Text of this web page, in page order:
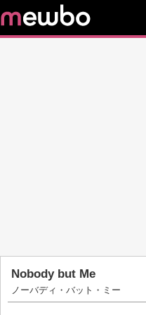
Nobody but Me
ノーバディ・バット・ミー